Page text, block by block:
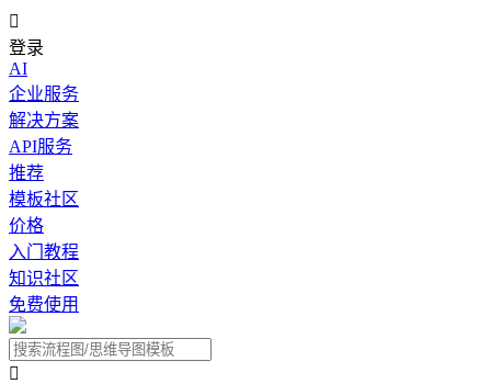

登录
AI
企业服务
解决方案
API服务
推荐
模板社区
价格
入门教程
知识社区
免费使用
